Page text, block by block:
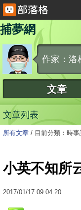
捕夢網
作家：洛
文章
文章列表
所有文章 / 目前分類：時
小英不知所
2017/01/17 09:04:20